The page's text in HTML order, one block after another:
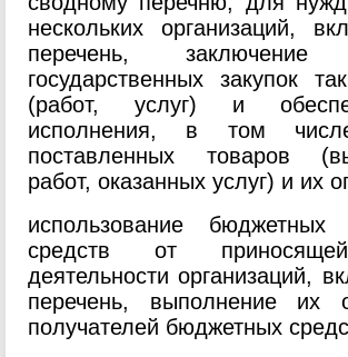
нескольких организаций,
перечень, заключение
государственных закупок
(работ, услуг) и
исполнения, в том
поставленных товаров
работ, оказанных услуг) и их
использование
средств от
деятельности организаций,
перечень, выполнение их
получателей бюджетных